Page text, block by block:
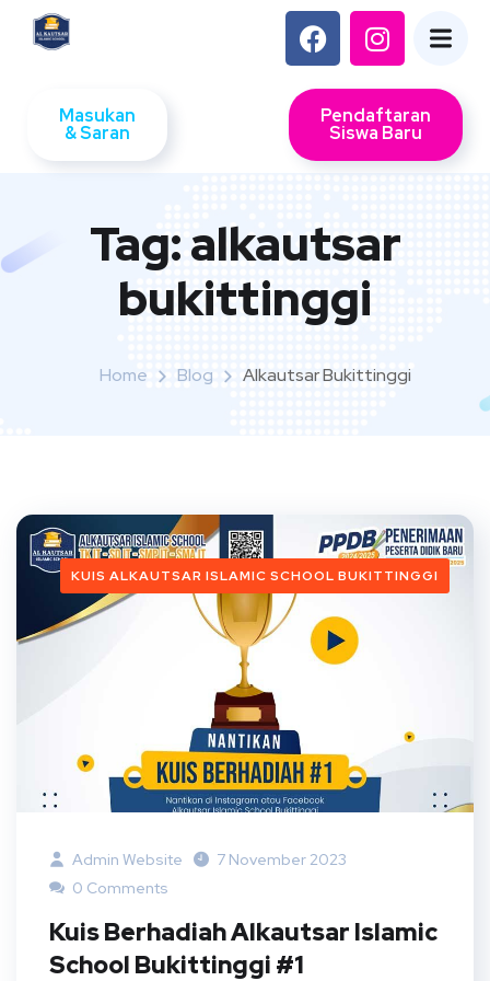
Masukan
& Saran
Pendaftaran
Siswa Baru
Tag:alkautsar
bukittinggi
Home Blog Alkautsar Bukittinggi
KUIS ALKAUTSAR ISLAMIC SCHOOL BUKITTINGGI
Admin Website
7 November 2023
0 Comments
Kuis Berhadiah Alkautsar Islamic
School Bukittinggi #1